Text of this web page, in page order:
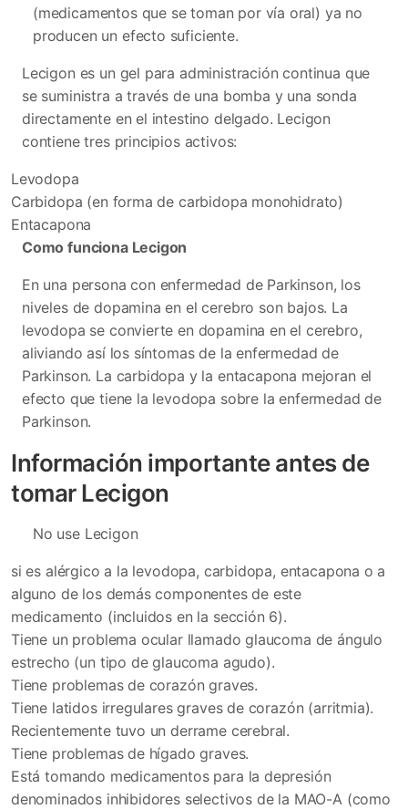
(medicamentos que se toman por vía oral) ya no
producen un efecto suficiente.
Lecigon es un gel para administración continua que
se suministra a través de una bomba y una sonda
directamente en el intestino delgado. Lecigon
contiene tres principios activos:
Levodopa
Carbidopa (en forma de carbidopa monohidrato)
Entacapona
Como funciona Lecigon
En una persona con enfermedad de Parkinson, los
niveles de dopamina en el cerebro son bajos. La
levodopa se convierte en dopamina en el cerebro,
aliviando así los síntomas de la enfermedad de
Parkinson. La carbidopa y la entacapona mejoran el
efecto que tiene la levodopa sobre la enfermedad de
Parkinson.
Información importante antes de
tomar Lecigon
No use Lecigon
si es alérgico a la levodopa, carbidopa, entacapona o a
alguno de los demás componentes de este
medicamento (incluidos en la sección 6).
Tiene un problema ocular llamado glaucoma de ángulo
estrecho (un tipo de glaucoma agudo).
Tiene problemas de corazón graves.
Tiene latidos irregulares graves de corazón (arritmia).
Recientemente tuvo un derrame cerebral.
Tiene problemas de hígado graves.
Está tomando medicamentos para la depresión
denominados inhibidores selectivos de la MAO-A (como